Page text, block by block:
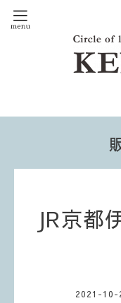
JR京都
2021-10-